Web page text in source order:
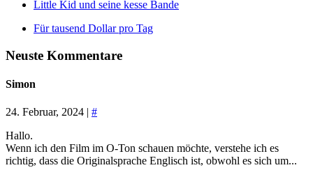
Little Kid und seine kesse Bande
Für tausend Dollar pro Tag
Neuste Kommentare
Simon
24. Februar, 2024 | #
Hallo.
Wenn ich den Film im O-Ton schauen möchte, verstehe ich es
richtig, dass die Originalsprache Englisch ist, obwohl es sich um...